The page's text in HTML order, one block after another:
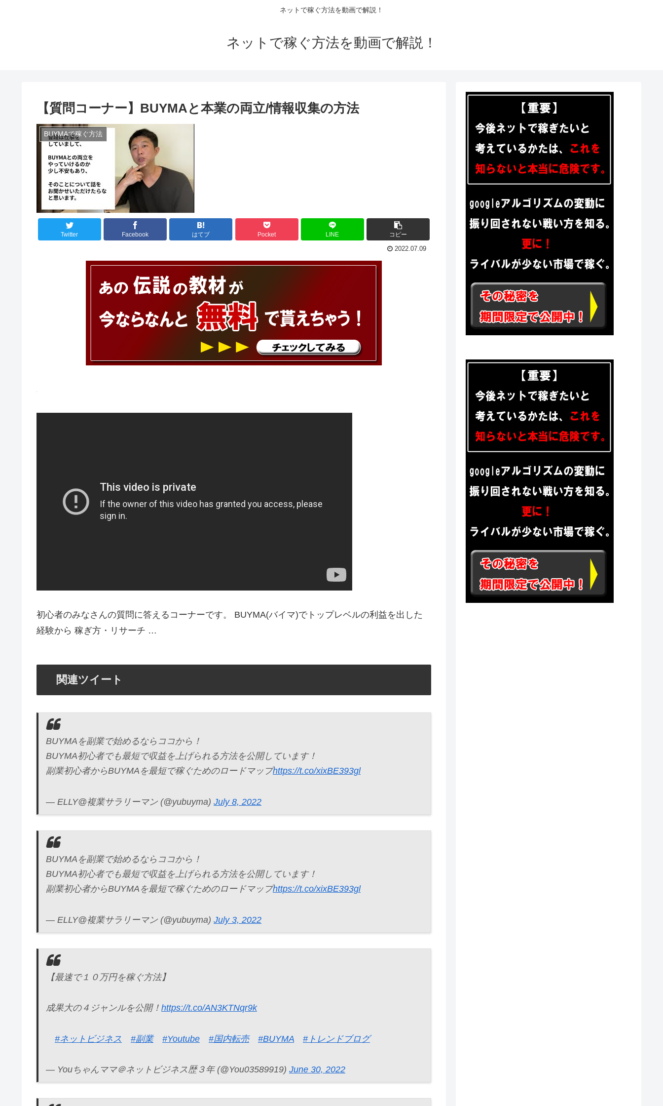
ネットで稼ぐ方法を動画で解説！
ネットで稼ぐ方法を動画で解説！
【質問コーナー】BUYMAと本業の両立/情報収集の方法
BUYMAで稼ぐ方法
Twitter Facebook はてブ Pocket LINE コピー
2022.07.09
初心者のみなさんの質問に答えるコーナーです。 BUYMA(バイマ)でトップレベルの利益を出した
経験から 稼ぎ方・リサーチ …
関連ツイート
BUYMAを副業で始めるならココから！
BUYMA初心者でも最短で収益を上げられる方法を公開しています！
副業初心者からBUYMAを最短で稼ぐためのロードマップhttps://t.co/xixBE393gl
— ELLY@複業サラリーマン (@yubuyma) July 8, 2022
BUYMAを副業で始めるならココから！
BUYMA初心者でも最短で収益を上げられる方法を公開しています！
副業初心者からBUYMAを最短で稼ぐためのロードマップhttps://t.co/xixBE393gl
— ELLY@複業サラリーマン (@yubuyma) July 3, 2022
【最速で１０万円を稼ぐ方法】
成果大の４ジャンルを公開！ https://t.co/AN3KTNqr9k
#ネットビジネス #副業 #Youtube #国内転売 #BUYMA #トレンドブログ
— Youちゃんママ＠ネットビジネス歴３年 (@You03589919) June 30, 2022